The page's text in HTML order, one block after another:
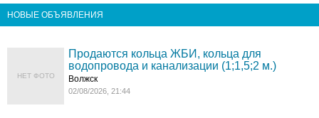
НОВЫЕ ОБЪЯВЛЕНИЯ
НЕТ ФОТО
Продаются кольца ЖБИ, кольца для
водопровода и канализации (1;1,5;2 м.)
Волжск
02/08/2026, 21:44